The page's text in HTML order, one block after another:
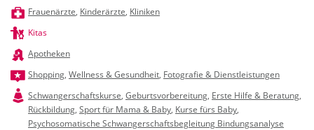
Frauenärzte, Kinderärzte, Kliniken
Kitas
Apotheken
Shopping, Wellness & Gesundheit, Fotografie & Dienstleistungen
Schwangerschaftskurse, Geburtsvorbereitung, Erste Hilfe & Beratung,
Rückbildung, Sport für Mama & Baby, Kurse fürs Baby,
Psychosomatische Schwangerschaftsbegleitung Bindungsanalyse